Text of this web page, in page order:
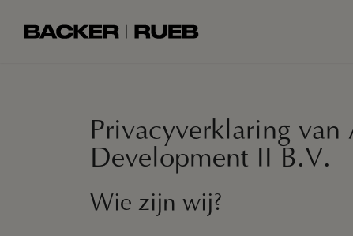
Privacyverklaring van
Development II B.V.
Wie zijn wij?